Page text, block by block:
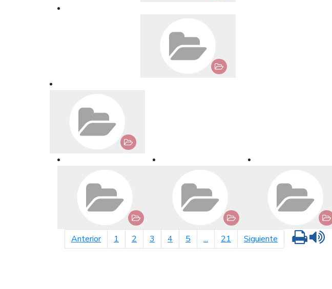
Anteriorpágina anterior
1 2 3 4 5 ... 21 Siguiente página siguiente
Imprimir